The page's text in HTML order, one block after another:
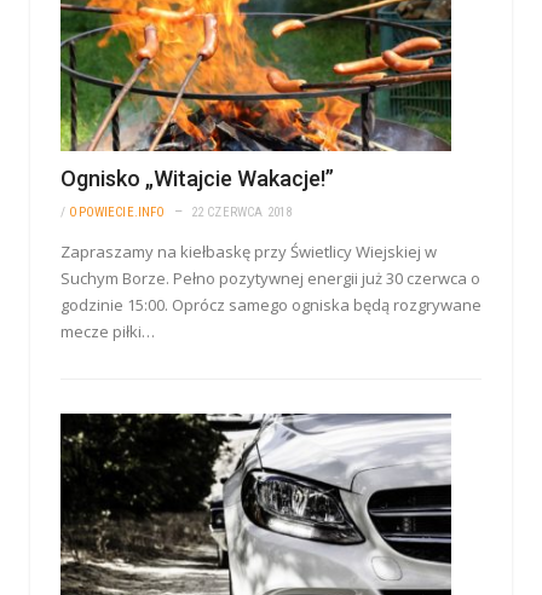
Ognisko „Witajcie Wakacje!”
/ OPOWIECIE.INFO 22 CZERWCA 2018
Zapraszamy na kiełbaskę przy Świetlicy Wiejskiej w
Suchym Borze. Pełno pozytywnej energii już 30 czerwca o
godzinie 15:00. Oprócz samego ogniska będą rozgrywane
mecze piłki…